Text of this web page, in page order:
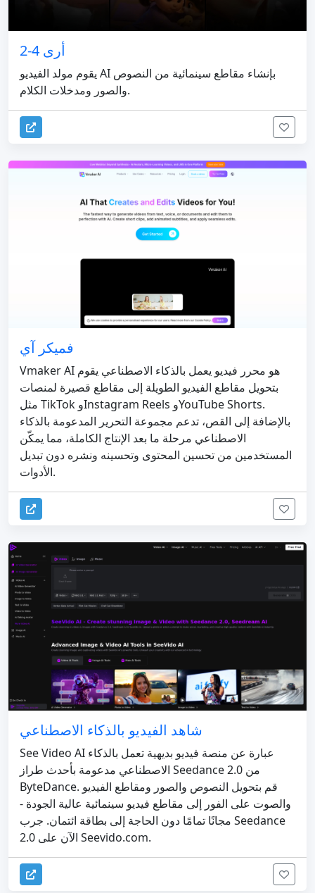
أرى 4-2
يقوم مولد الفيديو AI بإنشاء مقاطع سينمائية من النصوص
والصور ومدخلات الكلام.
فميكر آي
Vmaker AI هو محرر فيديو يعمل بالذكاء الاصطناعي يقوم
بتحويل مقاطع الفيديو الطويلة إلى مقاطع قصيرة لمنصات
مثل TikTok وInstagram Reels وYouTube Shorts.
بالإضافة إلى القص، تدعم مجموعة التحرير المدعومة بالذكاء
الاصطناعي مرحلة ما بعد الإنتاج الكاملة، مما يمكّن
المستخدمين من تحسين المحتوى وتحسينه ونشره دون تبديل
الأدوات.
شاهد الفيديو بالذكاء الاصطناعي
See Video AI عبارة عن منصة فيديو بديهية تعمل بالذكاء
الاصطناعي مدعومة بأحدث طراز Seedance 2.0 من
ByteDance. قم بتحويل النصوص والصور ومقاطع الفيديو
والصوت على الفور إلى مقاطع فيديو سينمائية عالية الجودة -
مجانًا تمامًا دون الحاجة إلى بطاقة ائتمان. جرب Seedance
2.0 الآن على Seevido.com.